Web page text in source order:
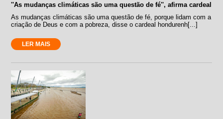
''As mudanças climáticas são uma questão de fé'', afirma cardeal
As mudanças climáticas são uma questão de fé, porque lidam com a
criação de Deus e com a pobreza, disse o cardeal hondurenh[...]
LER MAIS